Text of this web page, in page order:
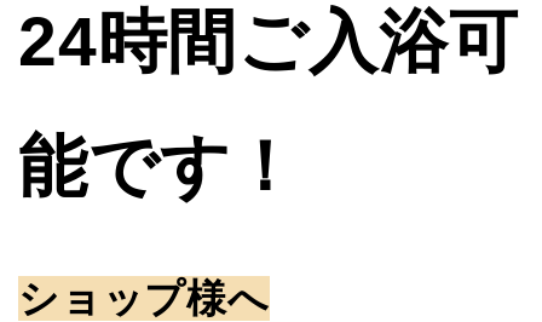
24時間ご入浴可
能です！
ショップ様へ